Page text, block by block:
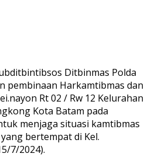
Ditbinmas Polda
pembinaan Harkamtibmas dan
Rt 02 / Rw 12 Kelurahan
Kota Batam pada
menjaga situasi kamtibmas
bertempat di Kel.
7/2024).